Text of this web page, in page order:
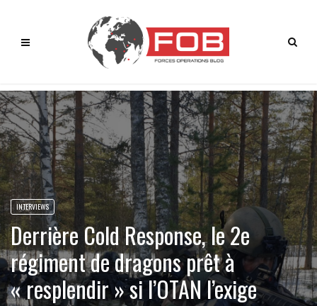
INTERVIEWS
Derrière Cold Response, le 2e
régiment de dragons prêt à
« resplendir » si l’OTAN l’exige